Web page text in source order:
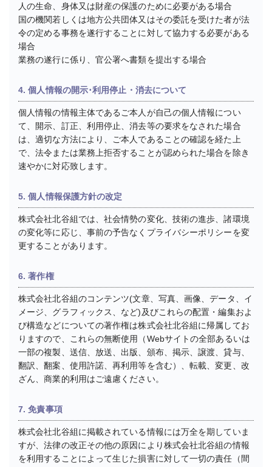
人の生命、身体又は財産の保護のために必要がある場合
国の機関若しくは地方公共団体又はその委託を受けた者が法
令の定める事務を遂行することに対して協力する必要がある
場合
業務の遂行に係り、官公署へ書類を提出する場合
4. 個人情報の開示･利用停止・消去について
個人情報の情報主体であるご本人が自己の個人情報につい
て、開示、訂正、利用停止、消去等の要求をなされた場合
は、適切な方法により、ご本人であることの確認を経た上
で、法令または業務上拒否することが認められた場合を除き
速やかに対応致します。
5. 個人情報保護方針の改定
株式会社北谷組では、社会情勢の変化、技術の進歩、諸環境
の変化等に応じ、事前の予告なくプライバシーポリシーを変
更することがあります。
6. 著作権
株式会社北谷組のコンテンツ(文章、写真、画像、データ、イ
メージ、グラフィックス、など)及びこれらの配置・編集およ
び構造などについての著作権は株式会社北谷組に帰属してお
りますので、これらの無断使用（Webサイトの全部あるいは
一部の複製、送信、放送、出版、頒布、掲示、譲渡、貸与、
翻訳、翻案、使用許諾、再利用等を含む）、転載、変更、改
ざん、商業的利用はご遠慮ください。
7. 免責事項
株式会社北谷組に掲載されている情報には万全を期していま
すが、法律の改正その他の原因により株式会社北谷組の情報
を利用することによって生じた損害に対して一切の責任（間